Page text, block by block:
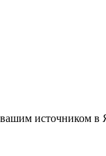
источником в